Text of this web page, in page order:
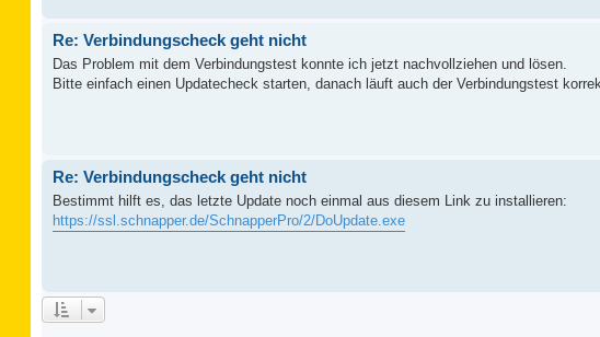
Re: Verbindungscheck geht nicht
Das Problem mit dem Verbindungstest konnte ich jetzt nachvollziehen und lösen.
Bitte einfach einen Updatecheck starten, danach läuft auch der Verbindungstest
Re: Verbindungscheck geht nicht
Bestimmt hilft es, das letzte Update noch einmal aus diesem Link zu installieren:
https://ssl.schnapper.de/SchnapperPro/2/DoUpdate.exe